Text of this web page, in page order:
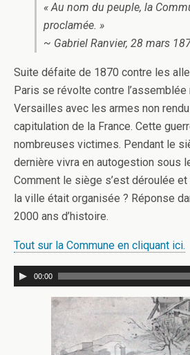
« Au nom du peuple, la
proclamée. »
~ Gabriel Ranvier, 28 mars
Suite défaite de 1870 contre les
Paris se révolte contre l’assemblée
Versailles avec les armes non
capitulation de la France. Cette
nombreuses victimes. Pendant le
dernière vivra en autogestion sous
Comment le siège s’est déroulée
la ville était organisée ? Réponse
2000 ans d’histoire.
Tout sur la Commune en cliquant ici.
00:00